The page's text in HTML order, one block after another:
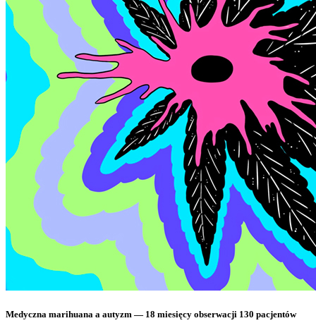
Medyczna marihuana a autyzm — 18 miesięcy obserwacji 130 pacjentów